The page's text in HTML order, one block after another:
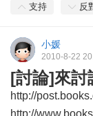
支持 反
小媛
2010-8-22
[討論]來討
http://
http://